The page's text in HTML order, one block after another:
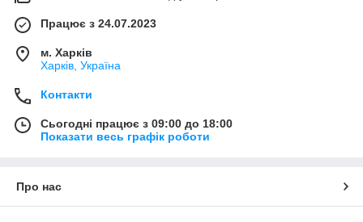
Працює з 24.07.2023
м. Харків
Харків, Україна
Контакти
Сьогодні працює з 09:00 до 18:00
Показати весь графік роботи
Про нас